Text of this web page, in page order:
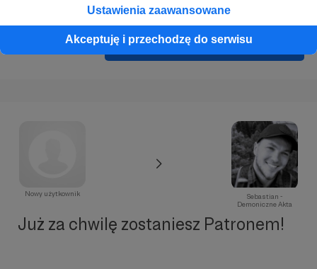
Ustawienia zaawansowane
Akceptuję i przechodzę do serwisu
Cofnij Zarejestruj się i przejdź dalej
Nowy użytkownik
Sebastian -
Demoniczne Akta
Już za chwilę zostaniesz Patronem!